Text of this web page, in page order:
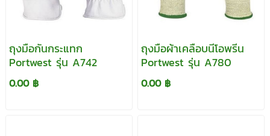
ถุงมือกันกระแทก
Portwest รุ่น A742
0.00 ฿
ถุงมือผ้าเคลือบนีโอพรีน
Portwest รุ่น A780
0.00 ฿